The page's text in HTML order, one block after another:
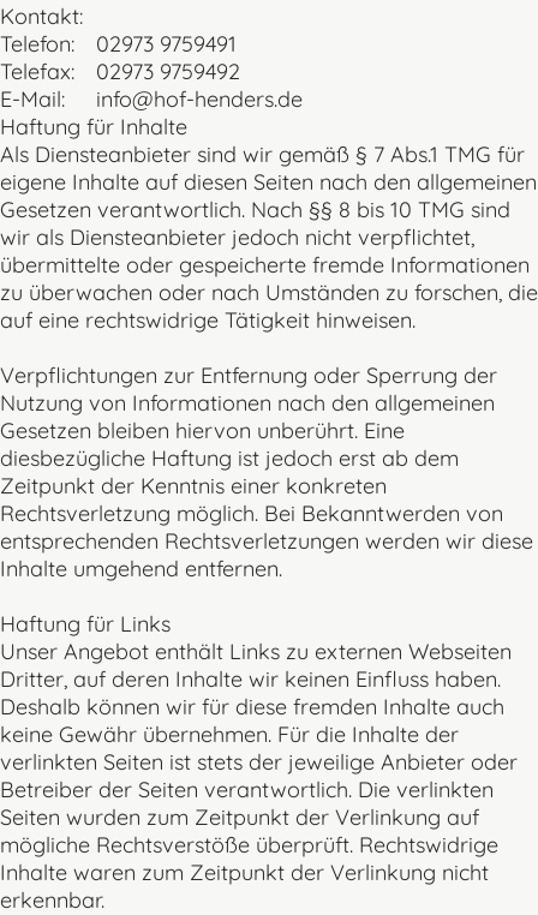
Kontakt:
Telefon:
02973 9759491
Telefax:
02973 9759492
E-Mail:
info@hof-henders.de
Haftung für Inhalte
Als Diensteanbieter sind wir gemäß § 7 Abs.1 TMG für
eigene Inhalte auf diesen Seiten nach den allgemeinen
Gesetzen verantwortlich. Nach §§ 8 bis 10 TMG sind
wir als Diensteanbieter jedoch nicht verpflichtet,
übermittelte oder gespeicherte fremde Informationen
zu überwachen oder nach Umständen zu forschen, die
auf eine rechtswidrige Tätigkeit hinweisen.
Verpflichtungen zur Entfernung oder Sperrung der
Nutzung von Informationen nach den allgemeinen
Gesetzen bleiben hiervon unberührt. Eine
diesbezügliche Haftung ist jedoch erst ab dem
Zeitpunkt der Kenntnis einer konkreten
Rechtsverletzung möglich. Bei Bekanntwerden von
entsprechenden Rechtsverletzungen werden wir diese
Inhalte umgehend entfernen.
Haftung für Links
Unser Angebot enthält Links zu externen Webseiten
Dritter, auf deren Inhalte wir keinen Einfluss haben.
Deshalb können wir für diese fremden Inhalte auch
keine Gewähr übernehmen. Für die Inhalte der
verlinkten Seiten ist stets der jeweilige Anbieter oder
Betreiber der Seiten verantwortlich. Die verlinkten
Seiten wurden zum Zeitpunkt der Verlinkung auf
mögliche Rechtsverstöße überprüft. Rechtswidrige
Inhalte waren zum Zeitpunkt der Verlinkung nicht
erkennbar.